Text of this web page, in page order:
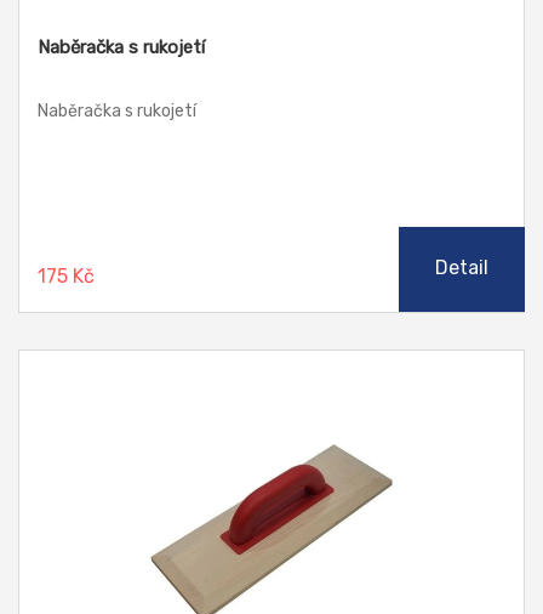
Naběračka s rukojetí
Naběračka s rukojetí
175 Kč Detail